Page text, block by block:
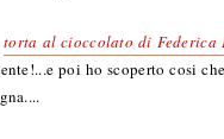
torta al cioccolato di Federica
poi ho scoperto cosi